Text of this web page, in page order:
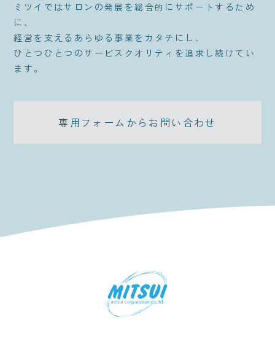
ミツイではサロンの発展を総合的にサポートするため
に、
経営を支えるあらゆる事業をカタチにし、
ひとつひとつのサービスクオリティを追求し続けてい
ます。
専用フォームからお問い合わせ